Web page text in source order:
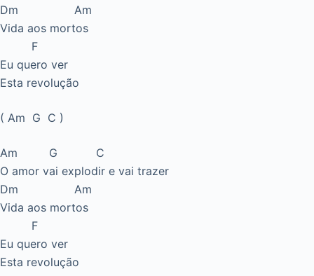
Dm Am
Vida aos mortos
F
Eu quero ver
Esta revolução
( Am G C )
Am G C
O amor vai explodir e vai trazer
Dm Am
Vida aos mortos
F
Eu quero ver
Esta revolução